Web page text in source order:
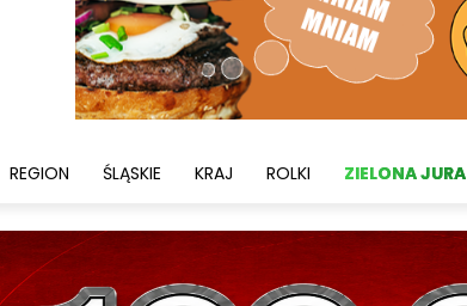
REGION ŚLĄSKIE KRAJ ROLKI ZIELONA JURA